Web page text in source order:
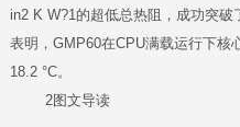
in2 K W?1的超低总热阻，成功突
表明，GMP60在CPU满载运行下核
18.2 °C。
2图文导读